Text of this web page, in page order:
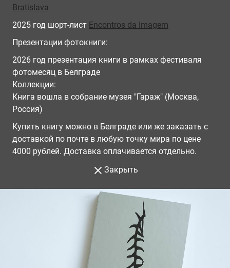
Bratislava
2025 год шорт-лист Encontros da Imagem
Презентации фотокниги:
2026 год презентация книги в рамках фестиваля
фотомесяц в Белграде
Коллекции:
Книга вошла в собрание музея "Гараж" (Москва,
Россия)
Купить книгу можно в Белграде или же заказать с
доставкой по почте в любую точку мира по цене
4000 рублей. Доставка оплачивается отдельно.
Закрыть